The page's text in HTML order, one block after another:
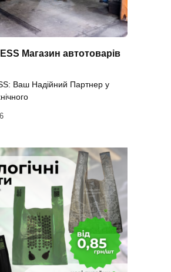
Магазин автотоварів
Ваш Надійний Партнер у